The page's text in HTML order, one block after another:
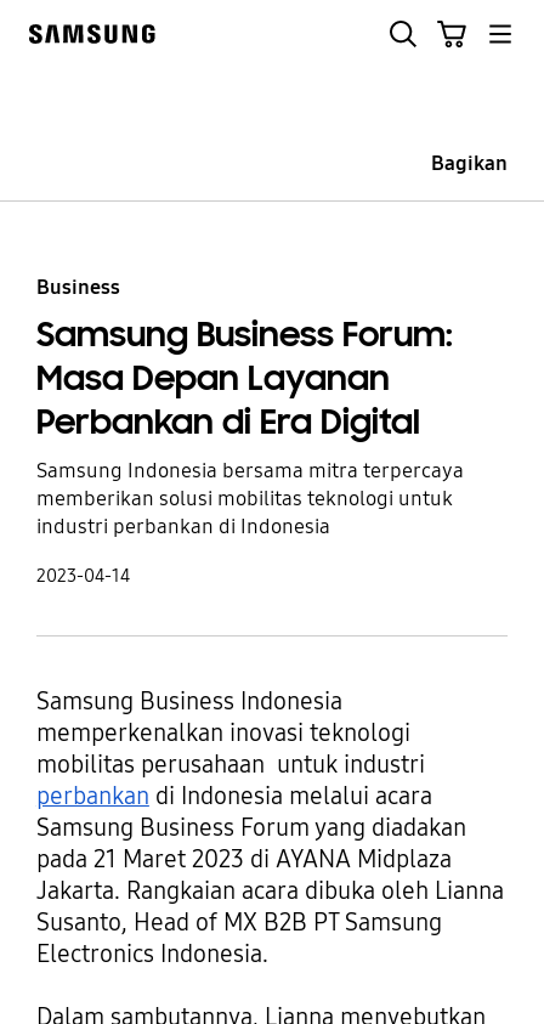
Bagikan
Business
Samsung Business Forum:
Masa Depan Layanan
Perbankan di Era Digital
Samsung Indonesia bersama mitra terpercaya
memberikan solusi mobilitas teknologi untuk
industri perbankan di Indonesia
2023-04-14
Samsung Business Indonesia
memperkenalkan inovasi teknologi
mobilitas perusahaan untuk industri
perbankan di Indonesia melalui acara
Samsung Business Forum yang diadakan
pada 21 Maret 2023 di AYANA Midplaza
Jakarta. Rangkaian acara dibuka oleh Lianna
Susanto, Head of MX B2B PT Samsung
Electronics Indonesia.
Dalam sambutannya, Lianna menyebutkan